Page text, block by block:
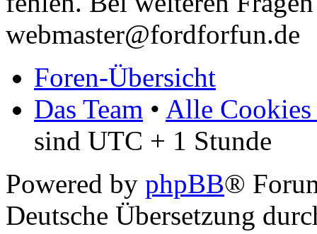
webmaster@fordforfun.de
Foren-Übersicht
Das Team • Alle Cookies
sind UTC + 1 Stunde
Powered by phpBB®
Deutsche Übersetzung